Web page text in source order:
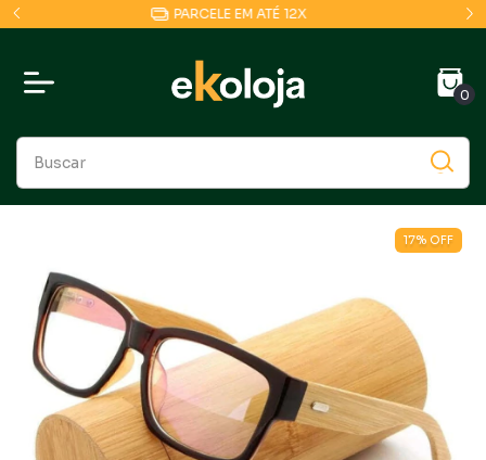
COMPRE POR NOSSO APP E GANHE 10% OFF
0
17% OFF